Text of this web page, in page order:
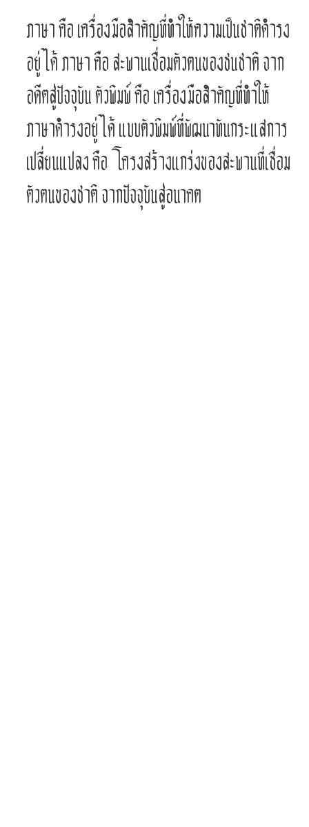
ภาษา คือ เครื่องมือสำคัญที่ทำให้ความเป็นชาติดำรง
อยู่ได้ ภาษา คือ สะพานเชื่อมตัวตนของชนชาติ จาก
อดีตสู่ปัจจุบัน ตัวพิมพ์ คือ เครื่องมือสำคัญที่ทำให้
ภาษาดำรงอยู่ได้ แบบตัวพิมพ์ที่พัฒนาทันกระแสการ
เปลี่ยนแปลง คือ โครงสร้างแกร่งของสะพานที่เชื่อม
ตัวตนของชาติ จากปัจจุบันสู่อนาคต